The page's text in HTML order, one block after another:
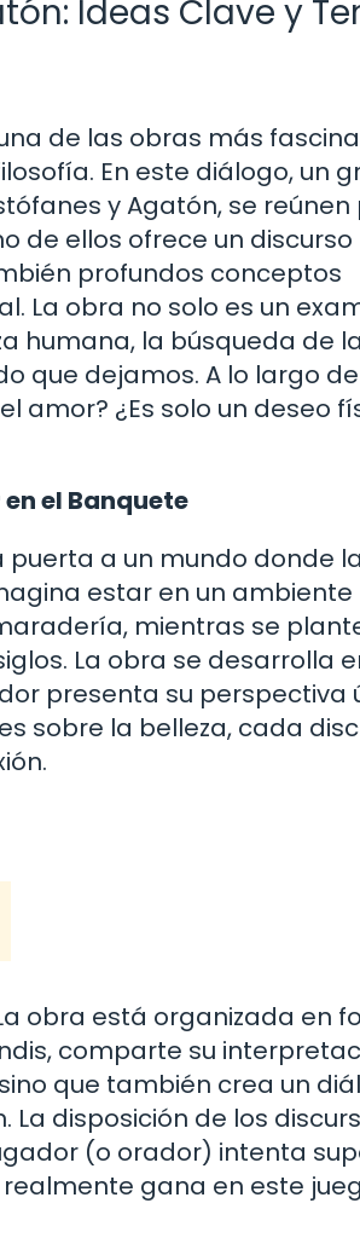
Ideas Clave y
de las obras más
En este diálogo, un
y Agatón, se
de ellos ofrece un discurso
profundos conceptos
La obra no solo es un
humana, la búsqueda de
que dejamos. A lo largo
amor? ¿Es solo un deseo
el Banquete
puerta a un mundo donde
estar en un ambiente
mientras se
La obra se desarrolla
presenta su perspectiva
sobre la belleza, cada
obra está organizada en
comparte su
que también crea un
disposición de los
(o orador) intenta
realmente gana en este